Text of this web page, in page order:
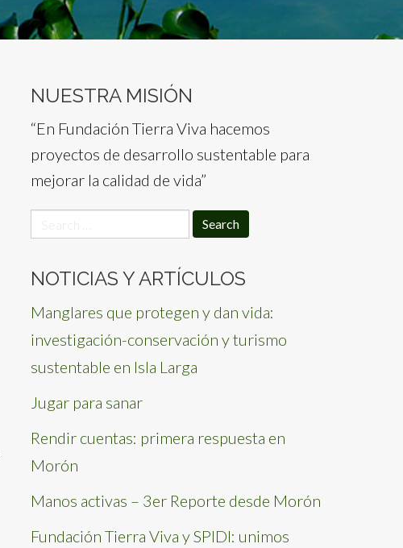
NUESTRA MISIÓN
“En Fundación Tierra Viva hacemos
proyectos de desarrollo sustentable para
mejorar la calidad de vida”
for:
NOTICIAS Y ARTÍCULOS
Manglares que protegen y dan vida:
investigación-conservación y turismo
sustentable en Isla Larga
Jugar para sanar
Rendir cuentas: primera respuesta en
Morón
Manos activas – 3er Reporte desde Morón
Fundación Tierra Viva y SPIDI: unimos